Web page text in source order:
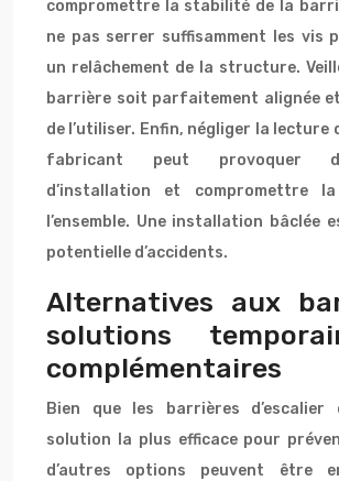
compromettre la stabilité de la
ne pas serrer suffisamment les vis
un relâchement de la structure.
barrière soit parfaitement alignée
de l’utiliser. Enfin, négliger la lecture
fabricant peut provoquer
d’installation et compromettre
l’ensemble. Une installation bâclée
potentielle d’accidents.
Alternatives aux
solutions
complémentaires
Bien que les barrières d’escalier
solution la plus efficace pour
d’autres options peuvent être